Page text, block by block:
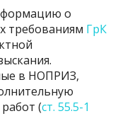
о
требованиям ГрК
в НОПРИЗ,
(ст. 55.5-1